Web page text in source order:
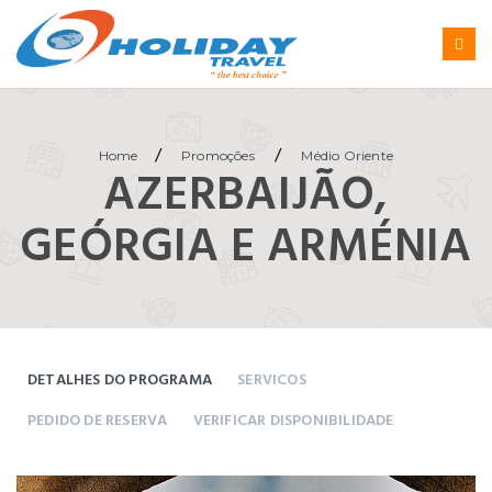
Home / Promoções / Médio Oriente
AZERBAIJÃO,
GEÓRGIA E ARMÉNIA
DETALHES DO PROGRAMA
SERVICOS
PEDIDO DE RESERVA
VERIFICAR DISPONIBILIDADE